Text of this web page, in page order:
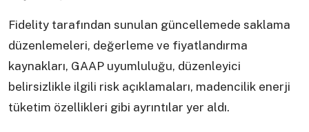
Fidelity tarafından sunulan güncellemede saklama
düzenlemeleri, değerleme ve fiyatlandırma
kaynakları, GAAP uyumluluğu, düzenleyici
belirsizlikle ilgili risk açıklamaları, madencilik enerji
tüketim özellikleri gibi ayrıntılar yer aldı.